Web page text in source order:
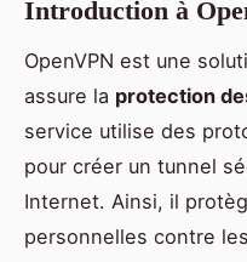
Introduction à
OpenVPN est une
assure la protection
service utilise des
pour créer un tunnel
Internet. Ainsi, il
personnelles contre